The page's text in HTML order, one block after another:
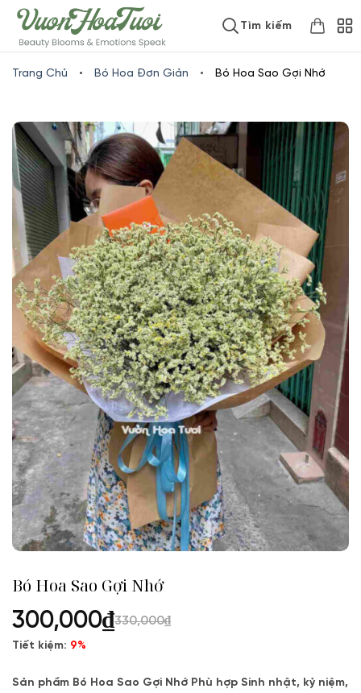
www.vuonhoatuoi.vnSkip
to
content
Tìm kiếm
Trang Chủ • Bó Hoa Đơn Giản • Bó Hoa Sao Gợi Nhớ
Bó Hoa Sao Gợi Nhớ
300,000₫330,000₫
Tiết kiệm: 9%
Sản phẩm Bó Hoa Sao Gợi Nhớ Phù hợp Sinh nhật, kỷ niệm,